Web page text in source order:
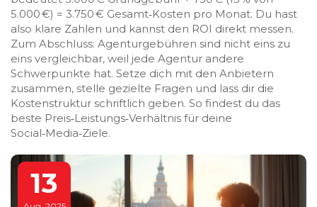
5.000 €) = 3.750 € Gesamt‑Kosten pro Monat. Du hast
also klare Zahlen und kannst den ROI direkt messen.
Zum Abschluss: Agenturgebühren sind nicht eins zu
eins vergleichbar, weil jede Agentur andere
Schwerpunkte hat. Setze dich mit den Anbietern
zusammen, stelle gezielte Fragen und lass dir die
Kostenstruktur schriftlich geben. So findest du das
beste Preis‑Leistungs‑Verhältnis für deine
Social‑Media‑Ziele.
13